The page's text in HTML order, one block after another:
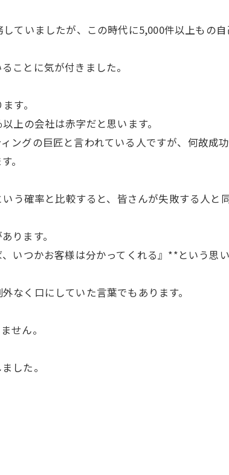
ていましたが、この時代に5,000件以上もの自
ことに気が付きました。
す。
上の会社は赤字だと思います。
ングの巨匠と言われている人ですが、何故成
。
う確率と比較すると、皆さんが失敗する人と
ります。
いつかお客様は分かってくれる』**という思い
なく口にしていた言葉でもあります。
せん。
した。